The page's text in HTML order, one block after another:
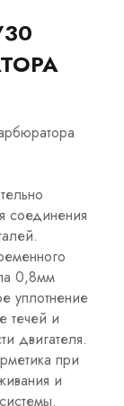
соединения
0,8мм
уплотнение
течей и
двигателя.
при
и